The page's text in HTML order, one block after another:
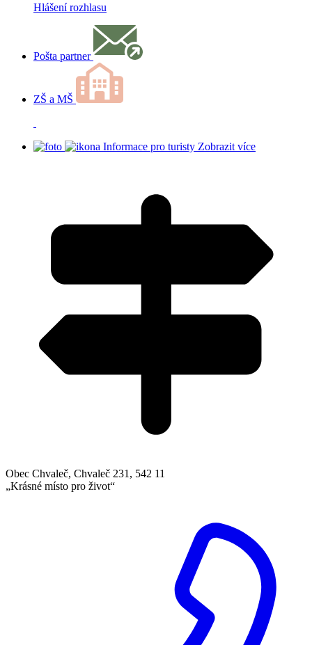
Hlášení rozhlasu
Pošta partner
ZŠ a MŠ
Informace pro turisty Zobrazit více
Obec Chvaleč, Chvaleč 231, 542 11
„Krásné místo pro život“